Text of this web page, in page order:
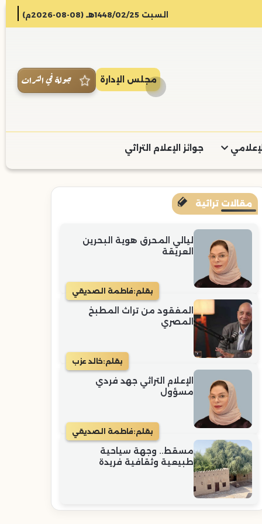
السبت 1448/02/25هـ (08-08-2026م)
مجلس الإدارة جولة في التراث
جوائز الإعلام التراثي
مقالات تراثية
ليالي المحرق هوية البحرين
العريقة
بقلم:فاطمة الصديقي
المفقود من تراث المطبخ
المصري
بقلم:خالد عزب
الإعلام التراثي جهد فردي
مسؤول
بقلم:فاطمة الصديقي
مسقط.. وجهة سياحية
طبيعية وثقافية فريدة